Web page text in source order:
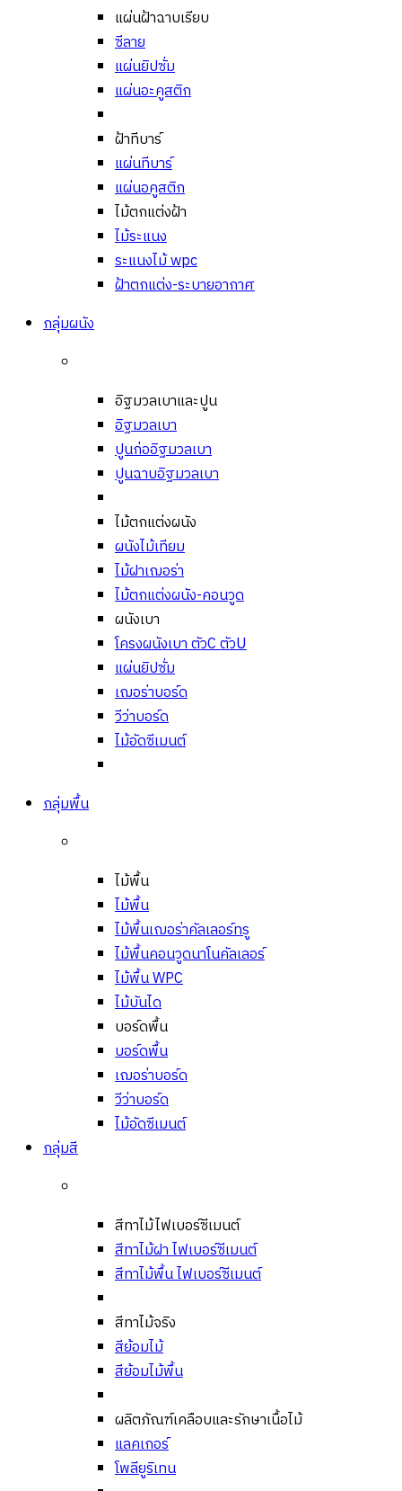
แผ่นฝ้าฉาบเรียบ
ซีลาย
แผ่นยิปซั่ม
แผ่นอะคูสติก
ฝ้าทีบาร์
แผ่นทีบาร์
แผ่นอคูสติก
ไม้ตกแต่งฝ้า
ไม้ระแนง
ระแนงไม้ wpc
ฝ้าตกแต่ง-ระบายอากาศ
กลุ่มผนัง
อิฐมวลเบาและปูน
อิฐมวลเบา
ปูนก่ออิฐมวลเบา
ปูนฉาบอิฐมวลเบา
ไม้ตกแต่งผนัง
ผนังไม้เทียม
ไม้ฝาเฌอร่า
ไม้ตกแต่งผนัง-คอนวูด
ผนังเบา
โครงผนังเบา ตัวC ตัวU
แผ่นยิปซั่ม
เฌอร่าบอร์ด
วีว่าบอร์ด
ไม้อัดซีเมนต์
กลุ่มพื้น
ไม้พื้น
ไม้พื้น
ไม้พื้นเฌอร่าคัลเลอร์ทรู
ไม้พื้นคอนวูดนาโนคัลเลอร์
ไม้พื้น WPC
ไม้บันได
บอร์ดพื้น
บอร์ดพื้น
เฌอร่าบอร์ด
วีว่าบอร์ด
ไม้อัดซีเมนต์
กลุ่มสี
สีทาไม้ไฟเบอร์ซีเมนต์
สีทาไม้ฝา ไฟเบอร์ซีเมนต์
สีทาไม้พื้น ไฟเบอร์ซีเมนต์
สีทาไม้จริง
สีย้อมไม้
สีย้อมไม้พื้น
ผลิตภัณฑ์เคลือบและรักษาเนื้อไม้
แลคเกอร์
โพลียูริเทน